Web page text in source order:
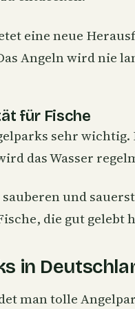
eine neue
Angeln wird nie
für Fische
sehr
das Wasser
und
die gut gelebt
in
man tolle